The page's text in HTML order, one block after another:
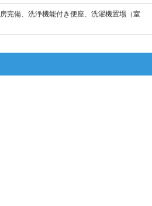
完備、洗浄機能付き便座、洗濯機置場（室